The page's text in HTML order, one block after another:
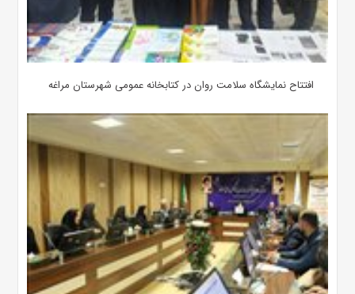
افتتاح نمایشگاه سلامت روان در کتابخانه عمومی شهرستان مراغه